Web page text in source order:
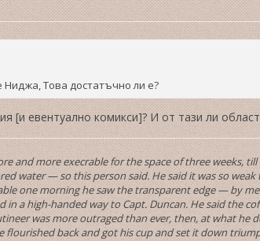
Това достатъчно ли е?
[и евентуално комикси]? И от тази ли
and more execrable for the space of three weeks,
water — so this person said. He said it was so
one morning he saw the transparent edge — by
a high-handed way to Capt. Duncan. He said the
was more outraged than ever, then, at what he
flourished back and got his cup and set it down